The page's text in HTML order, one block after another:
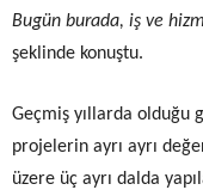
Bugün burada, iş ve
şeklinde konuştu.
Geçmiş yıllarda olduğu
projelerin ayrı ayrı
üzere üç ayrı dalda